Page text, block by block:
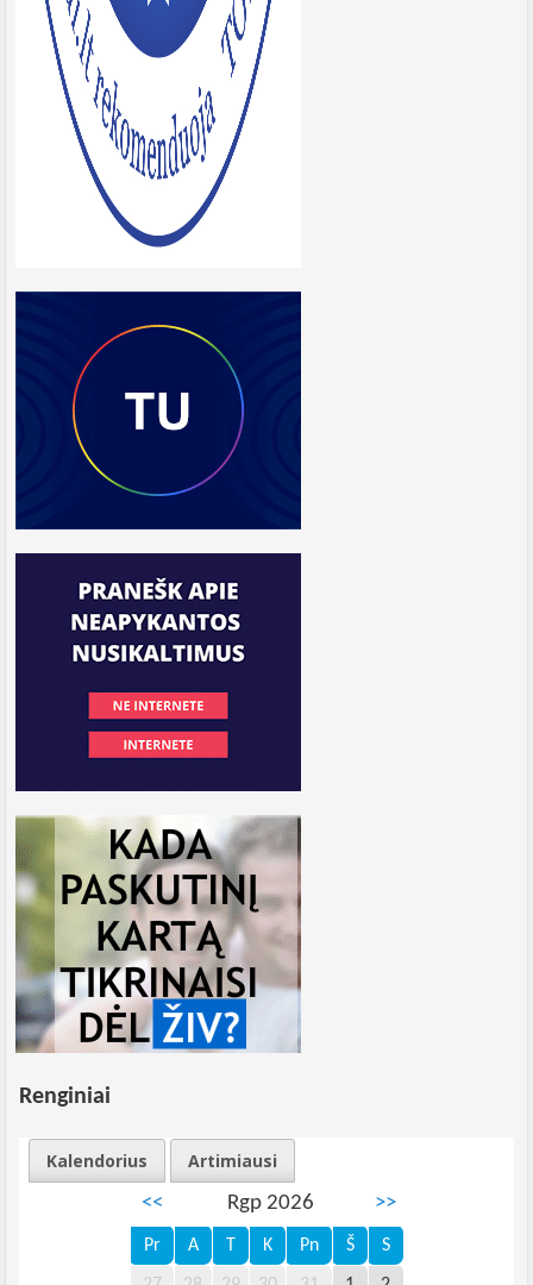
Renginiai
Kalendorius
Artimiausi
<<
Rgp 2026 >>
Pr A T K Pn Š S